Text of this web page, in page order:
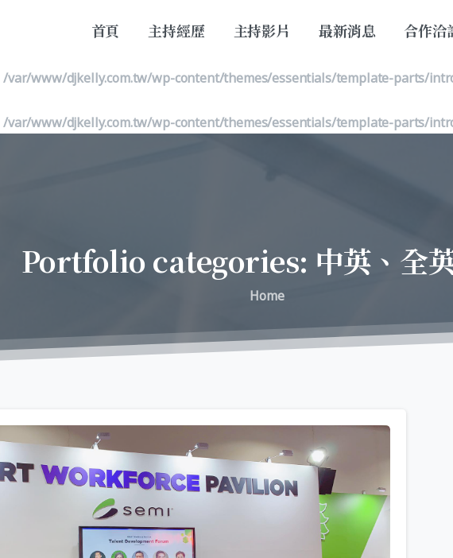
首頁 主持經歷 主持影片 最新消息 合作洽
/var/www/djkelly.com.tw/wp-content/themes/essentials/template-parts/
/var/www/djkelly.com.tw/wp-content/themes/essentials/template-parts/
/var/www/djkelly.com.tw/wp-content/themes/essentials/template-parts/
Portfolio categories: 中英、全
Home